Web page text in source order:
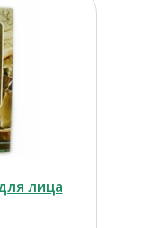
лица